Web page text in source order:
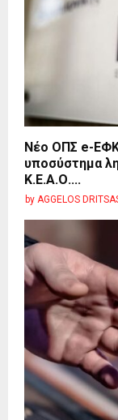
Νέο ΟΠΣ e-
υποσύστημα
Κ.Ε.Α.Ο....
by AGGELOS